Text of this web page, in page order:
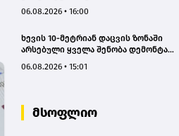
ახლოს იმოძრავა, რამაც ნიადაგის
გამოიწვია, გადაბრუნდა
ავტომანქანა - თვითმცლელში
იმყოფებოდა მცირეწლოვანი ბავშვი
06.08.2026 • 16:00
ხევის 10-მეტრიან დაცვის ზონაში
არსებული ყველა შენობა დემონტაჟს
06.08.2026 • 15:01
მსოფლიო